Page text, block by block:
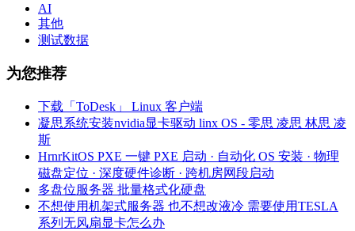
AI
其他
测试数据
为您推荐
下载「ToDesk」 Linux 客户端
凝思系统安装nvidia显卡驱动 linx OS - 零思 凌思 林思 凌
斯
HrnrKitOS PXE 一键 PXE 启动 · 自动化 OS 安装 · 物理
磁盘定位 · 深度硬件诊断 · 跨机房网段启动
多盘位服务器 批量格式化硬盘
不想使用机架式服务器 也不想改液冷 需要使用TESLA
系列无风扇显卡怎么办